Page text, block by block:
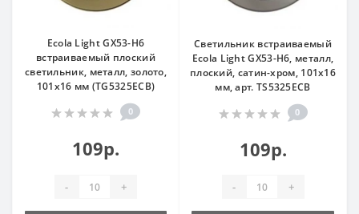
Ecola Light GX53-H6
встраиваемый плоский
светильник, металл, золото,
101x16 мм (TG5325ECB)
0
109р.
- +
Светильник встраиваемый
Ecola Light GX53-H6, металл,
плоский, сатин-хром, 101x16
мм, арт. TS5325ECB
0
109р.
- +